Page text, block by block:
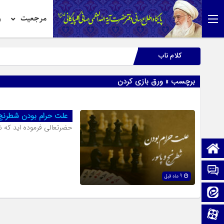
مرجعیت
صفحه نخست
تماس با ما
کلام ناب
برچسب » ورق بازی کردن
علت حرام بودن
حضرتعالى فرموده اید